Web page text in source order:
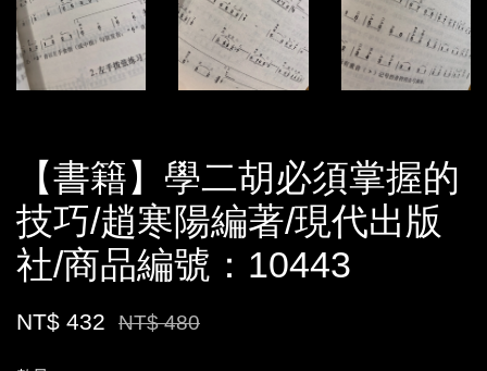
【書籍】學二胡必須掌握的
技巧/趙寒陽編著/現代出版
社/商品編號：10443
NT$ 432 NT$ 480